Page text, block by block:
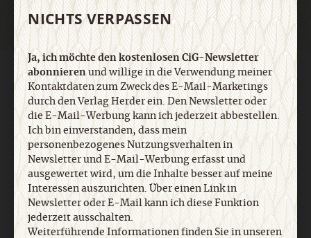
AGB und Widerrufsbelehrung Datenschutz
Barrierefreiheit
Impressum
Vertrag widerrufen Abo online kündigen
NICHTS VERPASSEN
Ja, ich möchte den kostenlosen CiG-Newsletter
abonnierenund willige in die Verwendung meiner
Kontaktdaten zum Zweck des E-Mail-Marketings
durch den Verlag Herder ein. Den Newsletter oder
die E-Mail-Werbung kann ich jederzeit abbestellen.
Ich bin einverstanden, dass mein
personenbezogenes Nutzungsverhalten in
Newsletter und E-Mail-Werbung erfasst und
ausgewertet wird, um die Inhalte besser auf meine
Interessen auszurichten. Über einen Link in
Newsletter oder E-Mail kann ich diese Funktion
jederzeit ausschalten.
Weiterführende Informationen finden Sie in unseren